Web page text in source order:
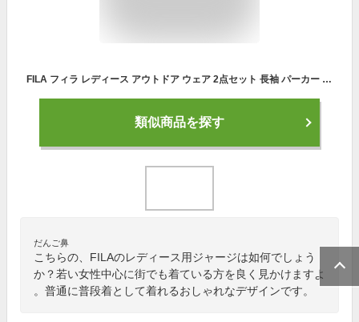
FILA フィラ レディース アウトドア ウェア 2点セット 長袖 パーカー Tシャツ 雨晴兼用 スポーツウェア 超軽量 フード付き ジャケット UVカット 体型カバー キャンプ はっ水 アウター カッパ ポケッタブル 441901 M L LL ネコポス 送料無料 [ols3][SS]
類似商品を探す
だんご鼻
こちらの、FILAのレディース用ジャージは如何でしょう
か？若い女性中心に街でも着ている方を良く見かけますよ
。普通に普段着として着れるおしゃれなデザインです。